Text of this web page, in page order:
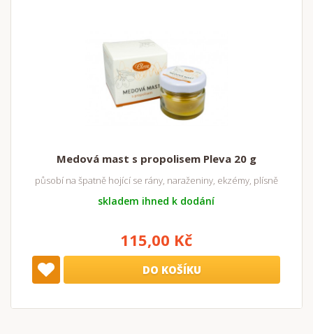
Medová mast s propolisem Pleva 20 g
působí na špatně hojící se rány, naraženiny, ekzémy, plísně
skladem ihned k dodání
115,00 Kč
DO KOŠÍKU